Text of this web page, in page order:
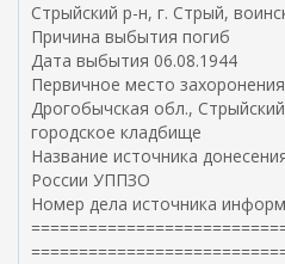
Стрыйский р-н, г. Стрый,
Причина выбытия погиб
Дата выбытия 06.08.1944
Первичное место
Дрогобычская обл.,
городское кладбище
Название источника
России УППЗО
Номер дела источника